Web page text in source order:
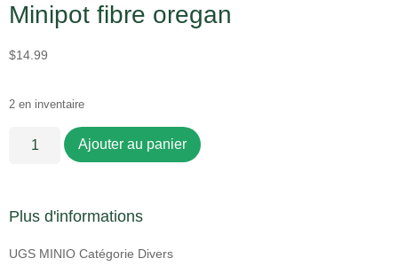
Minipot fibre oregan
$14.99
2 en inventaire
Ajouter au panier
Plus d'informations
UGS MINIO Catégorie Divers